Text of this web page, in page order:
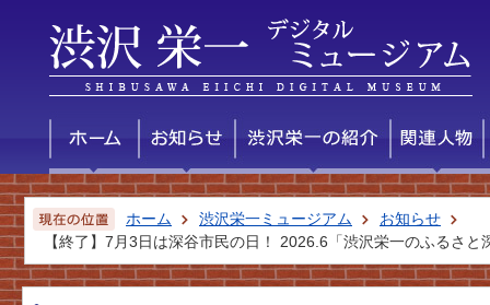
ホーム 渋沢栄一ミュージアム
お知らせ
【終了】7月3日は深谷市民の日！ 2026.6「渋沢栄一のふるさ